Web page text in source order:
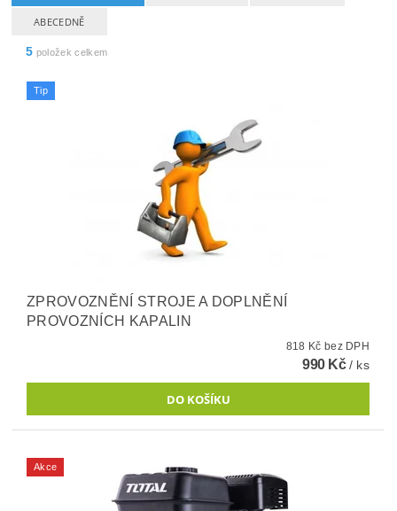
ABECEDNĚ
5 položek celkem
Tip
ZPROVOZNĚNÍ STROJE A DOPLNĚNÍ
PROVOZNÍCH KAPALIN
818 Kč bez DPH
990 Kč/ ks
Akce